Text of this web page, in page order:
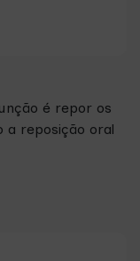
é repor os
a reposição oral